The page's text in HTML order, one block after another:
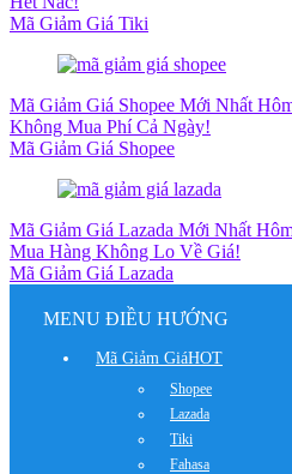
Mã Giảm Giá Tiki
Mã Giảm Giá Shopee Mới Nhất
Không Mua Phí Cả Ngày!
Mã Giảm Giá Shopee
Mã Giảm Giá Lazada Mới Nhất
Mua Hàng Không Lo Về Giá!
Mã Giảm Giá Lazada
MENU ĐIỀU HƯỚNG
Mã Giảm GiáHOT
Shopee
Lazada
Tiki
Fahasa